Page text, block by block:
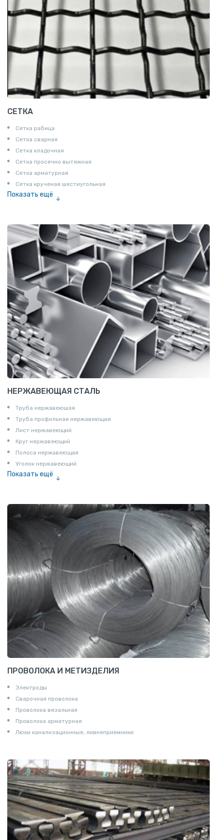
СЕТКА
Сетка рабица
Сетка сварная
Сетка кладочная
Сетка просечно вытяжная
Сетка арматурная
Сетка крученая шестиугольная
Показать ещё
НЕРЖАВЕЮЩАЯ СТАЛЬ
Труба нержавеюшая
Труба профильная нержавеющая
Лист нержавеющий
Круг нержавеющий
Полоса нержавеющая
Уголок нержавеющий
Показать ещё
ПРОВОЛОКА И МЕТИЗДЕЛИЯ
Электроды
Сварочная проволока
Проволока вязальная
Проволока арматурная
Люки канализационные, ливнеприемники